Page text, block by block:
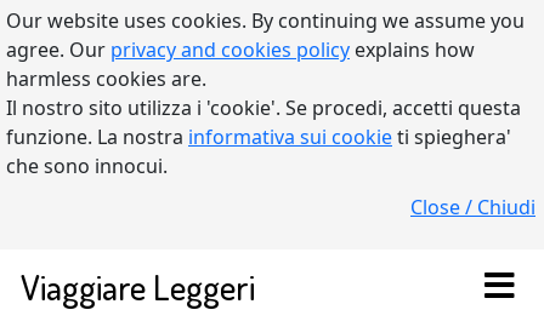
Our website uses cookies. By continuing we assume you
agree. Our privacy and cookies policy explains how
harmless cookies are.
Il nostro sito utilizza i 'cookie'. Se procedi, accetti questa
funzione. La nostra informativa sui cookieti spieghera'
che sono innocui.
Close / Chiudi
Viaggiare Leggeri